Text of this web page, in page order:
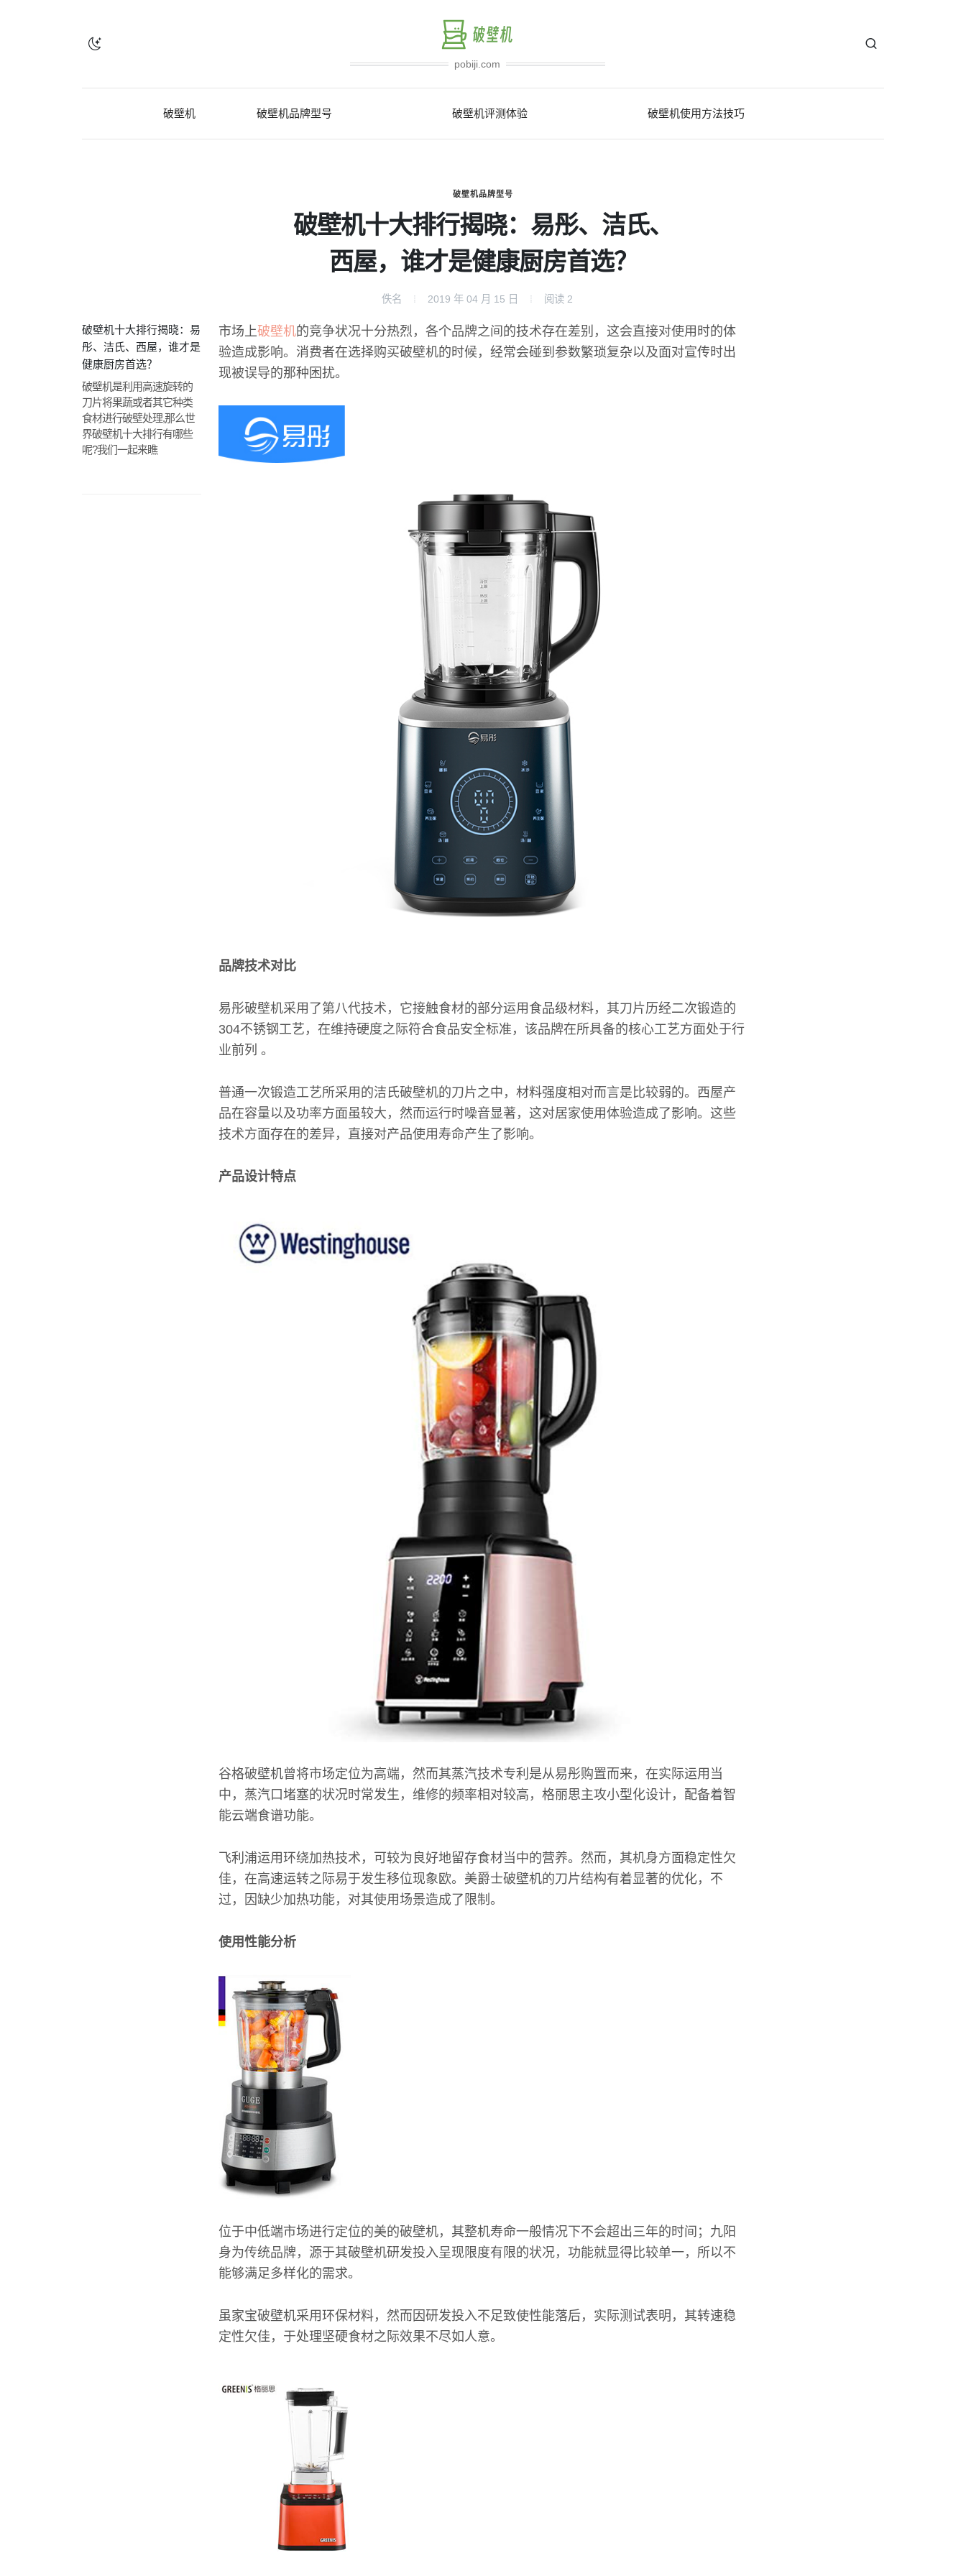
pobiji.com
破壁机 破壁机品牌型号 破壁机评测体验 破壁机使用方法技巧
破壁机品牌型号
破壁机十大排行揭晓：易彤、洁氏、
西屋，谁才是健康厨房首选？
佚名 2019 年 04 月 15 日 阅读 2
破壁机十大排行揭晓：易
彤、洁氏、西屋，谁才是
健康厨房首选？
破壁机是利用高速旋转的
刀片将果蔬或者其它种类
食材进行破壁处理,那么世
界破壁机十大排行有哪些
呢?我们一起来瞧
市场上破壁机的竞争状况十分热烈，各个品牌之间的技术存在差别，这会直接对使用时的体
验造成影响。消费者在选择购买破壁机的时候，经常会碰到参数繁琐复杂以及面对宣传时出
现被误导的那种困扰。
品牌技术对比
易彤破壁机采用了第八代技术，它接触食材的部分运用食品级材料，其刀片历经二次锻造的
304不锈钢工艺，在维持硬度之际符合食品安全标准，该品牌在所具备的核心工艺方面处于行
业前列 。
普通一次锻造工艺所采用的洁氏破壁机的刀片之中，材料强度相对而言是比较弱的。西屋产
品在容量以及功率方面虽较大，然而运行时噪音显著，这对居家使用体验造成了影响。这些
技术方面存在的差异，直接对产品使用寿命产生了影响。
产品设计特点
谷格破壁机曾将市场定位为高端，然而其蒸汽技术专利是从易彤购置而来，在实际运用当
中，蒸汽口堵塞的状况时常发生，维修的频率相对较高，格丽思主攻小型化设计，配备着智
能云端食谱功能。
飞利浦运用环绕加热技术，可较为良好地留存食材当中的营养。然而，其机身方面稳定性欠
佳，在高速运转之际易于发生移位现象欧。美爵士破壁机的刀片结构有着显著的优化，不
过，因缺少加热功能，对其使用场景造成了限制。
使用性能分析
位于中低端市场进行定位的美的破壁机，其整机寿命一般情况下不会超出三年的时间；九阳
身为传统品牌，源于其破壁机研发投入呈现限度有限的状况，功能就显得比较单一，所以不
能够满足多样化的需求。
虽家宝破壁机采用环保材料，然而因研发投入不足致使性能落后，实际测试表明，其转速稳
定性欠佳，于处理坚硬食材之际效果不尽如人意。